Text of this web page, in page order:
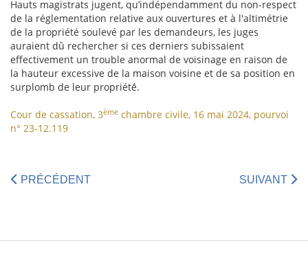
Hauts magistrats jugent, qu’indépendamment du non-respect
de la réglementation relative aux ouvertures et à l'altimétrie
de la propriété soulevé par les demandeurs, les juges
auraient dû rechercher si ces derniers subissaient
effectivement un trouble anormal de voisinage en raison de
la hauteur excessive de la maison voisine et de sa position en
surplomb de leur propriété́.
Cour de cassation, 3ème chambre civile, 16 mai 2024, pourvoi
n° 23-12.119
PRÉCÉDENT SUIVANT